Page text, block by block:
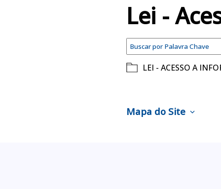
Lei -
LEI - ACESSO A
Mapa do Site expand_more